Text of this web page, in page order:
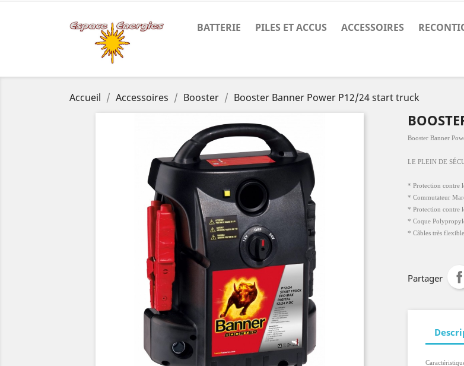
BATTERIE PILES ET ACCUS ACCESSOIRES
Accueil Accessoires Booster Booster Banner Power P12/24 start truck
Booster Banner
LE PLEIN DE
* Protection contre
* Commutateur
* Protection contre
* Coque
* Câbles très
Partager